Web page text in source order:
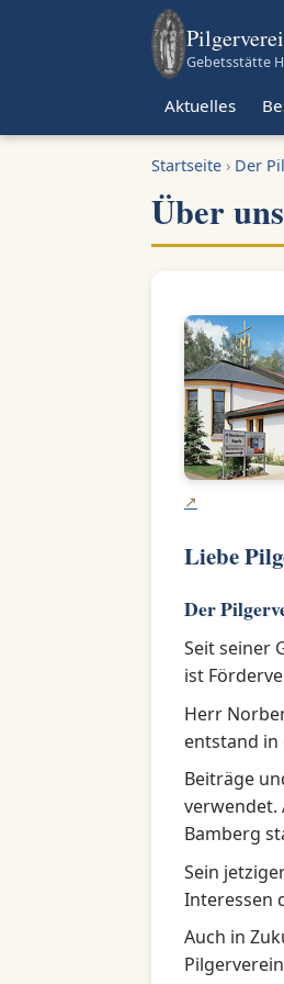
Gebetsstätte
Aktuelles
Startseite › Der
Über uns
Liebe
Der
Seit seiner
ist
Herr
entstand in
Beiträge
verwendet.
Bamberg
Sein
Interessen
Auch in